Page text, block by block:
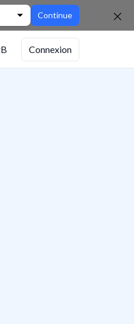
Continue
Connexion